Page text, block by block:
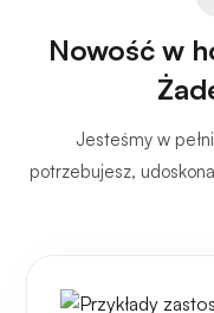
Nowość w
Jesteśmy w
potrzebujesz,